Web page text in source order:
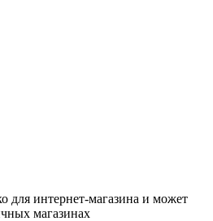
для интернет-магазина и может
магазинах